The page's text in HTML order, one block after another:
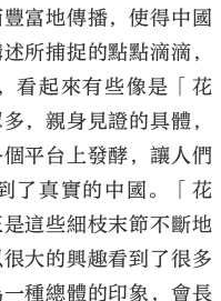
富地傳播，使得中國
所捕捉的點點滴滴，
看起來有些像是「花
，親身見證的具體，
平台上發酵，讓人們
了真實的中國。「花
這些細枝末節不斷地
大的興趣看到了很多
種總體的印象，會長